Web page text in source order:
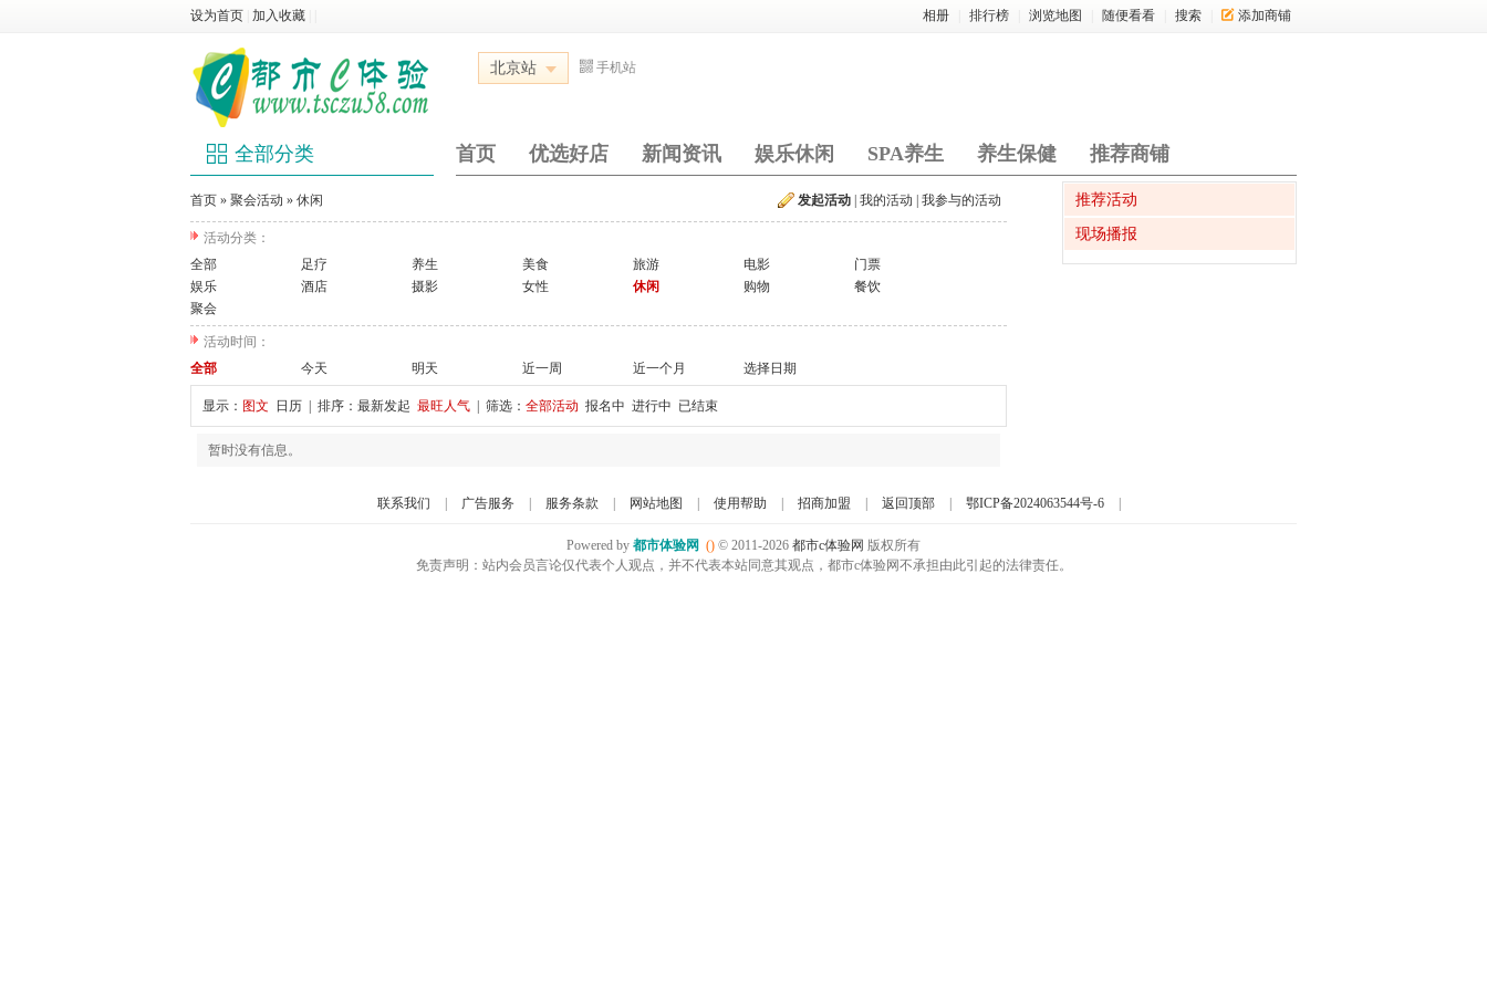
设为首页 加入收藏 相册 排行榜 浏览地图 随便看看 搜索 添加商铺
北京站 手机站
全部分类 首页 优选好店 新闻资讯 娱乐休闲 SPA养生 养生保健 推荐商铺
发起活动 我的活动 我参与的活动
首页 » 聚会活动 » 休闲
活动分类：
全部
足疗 养生 美食 旅游 电影
门票
娱乐
酒店 摄影 女性 休闲 购物
餐饮
聚会
活动时间：
全部
今天 明天 近一周 近一个月 选择日期
显示： 图文 日历 | 排序： 最新发起 最旺人气 | 筛选： 全部活动 报名中 进行中 已结束
暂时没有信息。
推荐活动
现场播报
联系我们 广告服务 服务条款 网站地图 使用帮助 招商加盟 返回顶部 鄂ICP备2024063544号-6
Powered by 都市体验网 () © 2011-2026 都市c体验网 版权所有
免责声明：站内会员言论仅代表个人观点，并不代表本站同意其观点，都市c体验网不承担由此引起的法律责任。